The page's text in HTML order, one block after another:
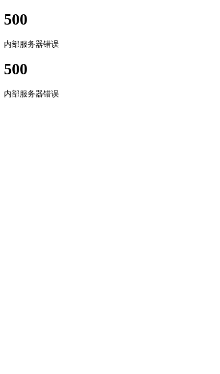
500
内部服务器错误
500
内部服务器错误